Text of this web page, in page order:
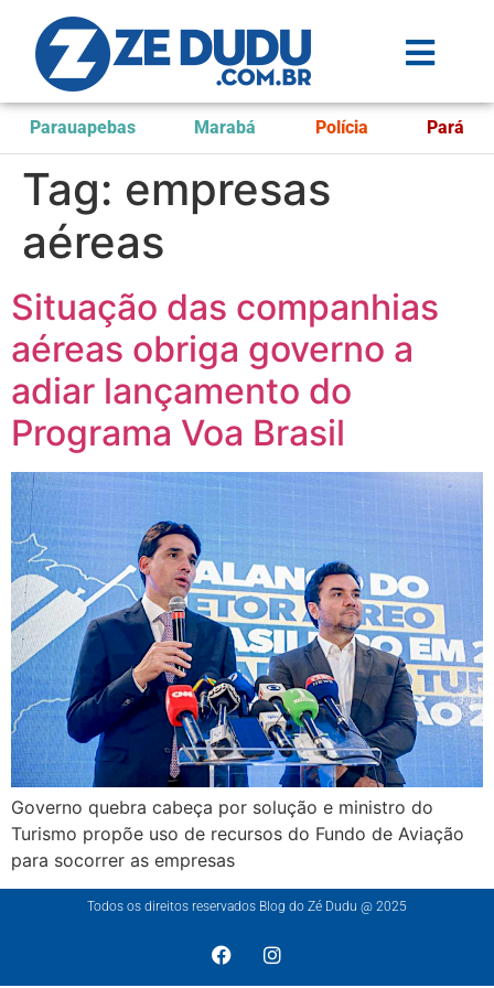
Parauapebas Marabá Polícia Pará
Tag: empresas
aéreas
Situação das companhias
aéreas obriga governo a
adiar lançamento do
Programa Voa Brasil
Governo quebra cabeça por solução e ministro do
Turismo propõe uso de recursos do Fundo de Aviação
para socorrer as empresas
Todos os direitos reservados Blog do Zé Dudu @ 2025